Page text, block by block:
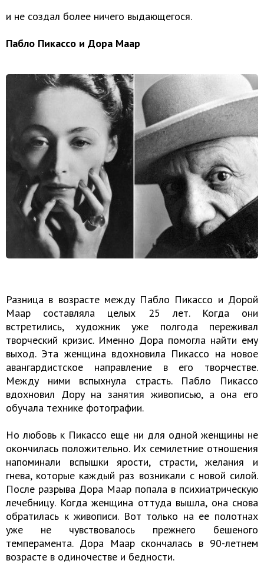
и не создал более ничего выдающегося.
Пабло Пикассо и Дора Маар
Разница в возрасте между Пабло Пикассо и Дорой
Маар составляла целых 25 лет. Когда они
встретились, художник уже полгода переживал
творческий кризис. Именно Дора помогла найти ему
выход. Эта женщина вдохновила Пикассо на новое
авангардистское направление в его творчестве.
Между ними вспыхнула страсть. Пабло Пикассо
вдохновил Дору на занятия живописью, а она его
обучала технике фотографии.
Но любовь к Пикассо еще ни для одной женщины не
окончилась положительно. Их семилетние отношения
напоминали вспышки ярости, страсти, желания и
гнева, которые каждый раз возникали с новой силой.
После разрыва Дора Маар попала в психиатрическую
лечебницу. Когда женщина оттуда вышла, она снова
обратилась к живописи. Вот только на ее полотнах
уже не чувствовалось прежнего бешеного
темперамента. Дора Маар скончалась в 90-летнем
возрасте в одиночестве и бедности.